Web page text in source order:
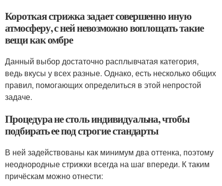
Короткая стрижка задает совершенно иную
атмосферу, с ней невозможно воплощать такие
вещи как омбре
Данный выбор достаточно расплывчатая категория,
ведь вкусы у всех разные. Однако, есть несколько общих
правил, помогающих определиться в этой непростой
задаче.
Процедура не столь индивидуальна, чтобы
подбирать ее под строгие стандарты
В ней задействованы как минимум два оттенка, поэтому
неоднородные стрижки всегда на шаг впереди. К таким
причёскам можно отнести: